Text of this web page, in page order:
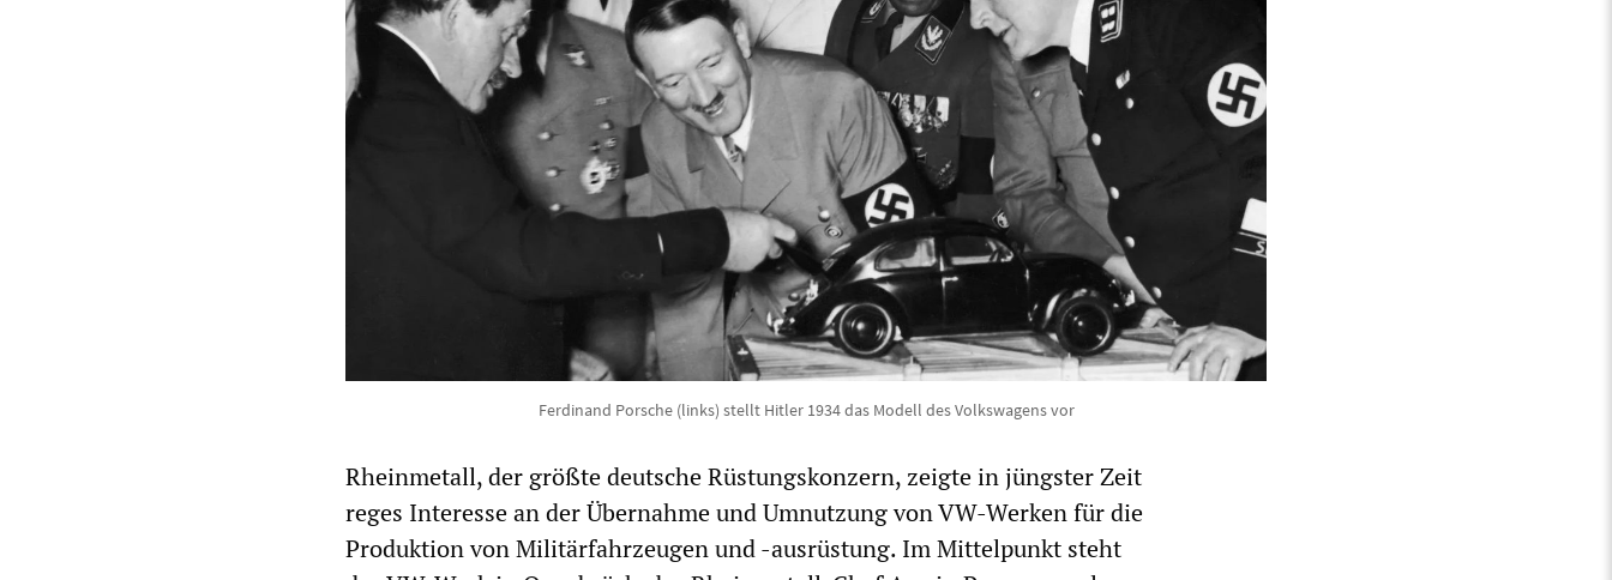
Ferdinand Porsche (links) stellt Hitler 1934 das Modell des Volkswagens vor
Rheinmetall, der größte deutsche Rüstungskonzern, zeigte in jüngster Zeit
reges Interesse an der Übernahme und Umnutzung von VW-Werken für die
Produktion von Militärfahrzeugen und -ausrüstung. Im Mittelpunkt steht